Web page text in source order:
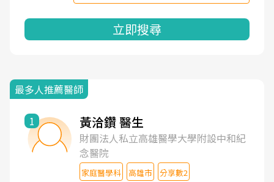
立即搜尋
最多人推薦醫師
1 黃洽鑽 醫生
財團法人私立高雄醫學大學附設中和紀
念醫院
家庭醫學科 高雄市 分享數2